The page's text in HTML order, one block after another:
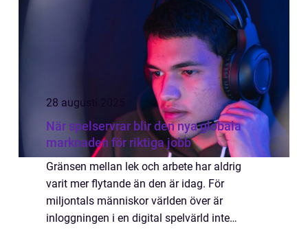
28 augusti 2025
När spelservrar blir den nya globala
marknaden för riktiga jobb
Gränsen mellan lek och arbete har aldrig
varit mer flytande än den är idag. För
miljontals människor världen över är
inloggningen i en digital spelvärld inte